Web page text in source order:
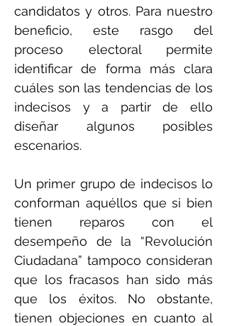
candidatos y otros. Para nuestro
beneficio, este rasgo del
proceso electoral permite
identificar de forma más clara
cuáles son las tendencias de los
indecisos y a partir de ello
diseñar algunos posibles
escenarios.
Un primer grupo de indecisos lo
conforman aquéllos que si bien
tienen reparos con el
desempeño de la “Revolución
Ciudadana” tampoco consideran
que los fracasos han sido más
que los éxitos. No obstante,
tienen objeciones en cuanto al